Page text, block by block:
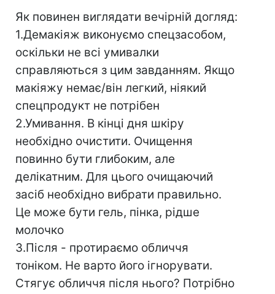
Як повинен виглядати вечірній догляд:
1.Демакіяж виконуємо спецзасобом,
оскільки не всі умивалки
справляються з цим завданням. Якщо
макіяжу немає/він легкий, ніякий
спецпродукт не потрібен
2.Умивання. В кінці дня шкіру
необхідно очистити. Очищення
повинно бути глибоким, але
делікатним. Для цього очищаючий
засіб необхідно вибрати правильно.
Це може бути гель, пінка, рідше
молочко
3.Після - протираємо обличчя
тоніком. Не варто його ігнорувати.
Стягує обличчя після нього? Потрібно